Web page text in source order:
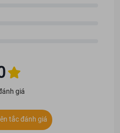
Aquaring Ampoule Mask REX
giá
tắc đánh giá